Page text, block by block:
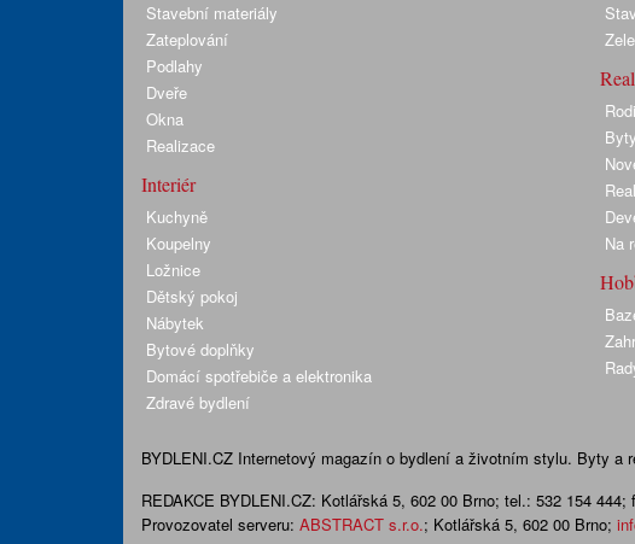
Stavební materiály
Zateplování
Podlahy
Dveře
Okna
Realizace
Interiér
Kuchyně
Koupelny
Ložnice
Dětský pokoj
Nábytek
Bytové doplňky
Domácí spotřebiče a elektronika
Zdravé bydlení
Byty
Na
BYDLENI.CZ Internetový magazín o bydlení a životním stylu. Byty a
REDAKCE BYDLENI.CZ: Kotlářská 5, 602 00 Brno; tel.: 532 154 444;
Provozovatel serveru: ABSTRACT s.r.o.; Kotlářská 5, 602 00 Brno;